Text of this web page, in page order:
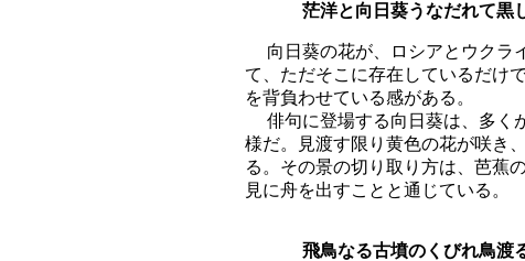
茫洋と向日葵うなだれて
向日葵の花が、ロシアとウクラ
て、ただそこに存在しているだけ
を背負わせている感がある。
俳句に登場する向日葵は、多く
様だ。見渡す限り黄色の花が咲き
る。その景の切り取り方は、芭蕉
見に舟を出すことと通じている。
飛鳥なる古墳のくびれ鳥渡